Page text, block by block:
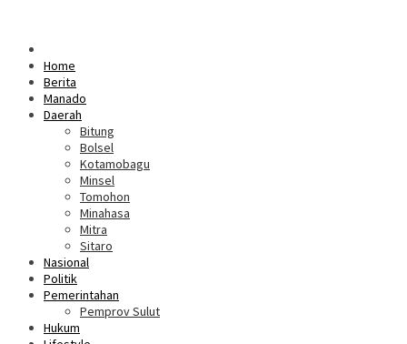
Home
Berita
Manado
Daerah
Bitung
Bolsel
Kotamobagu
Minsel
Tomohon
Minahasa
Mitra
Sitaro
Nasional
Politik
Pemerintahan
Pemprov Sulut
Hukum